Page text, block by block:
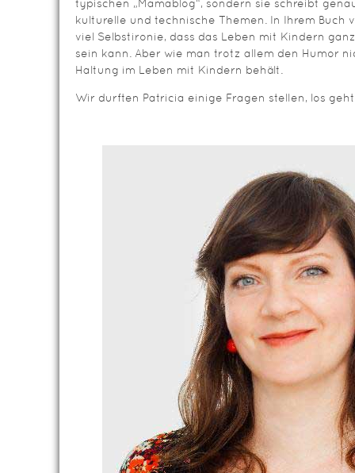
typischen „Mamablog“, sondern sie schreibt
kulturelle und technische Themen. In Ihrem
viel Selbstironie, dass das Leben mit Kindern
sein kann. Aber wie man trotz allem den Humor
Haltung im Leben mit Kindern behält.
Wir durften Patricia einige Fragen stellen, los